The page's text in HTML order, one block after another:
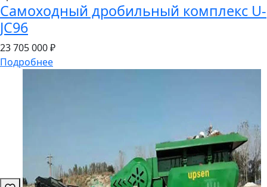
Самоходный дробильный комплекс U-
JC96
23705000 ₽
Подробнее